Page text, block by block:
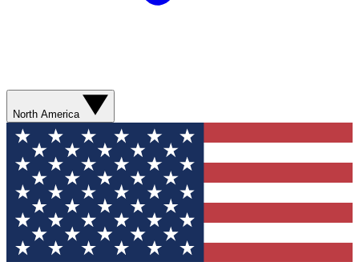
North America